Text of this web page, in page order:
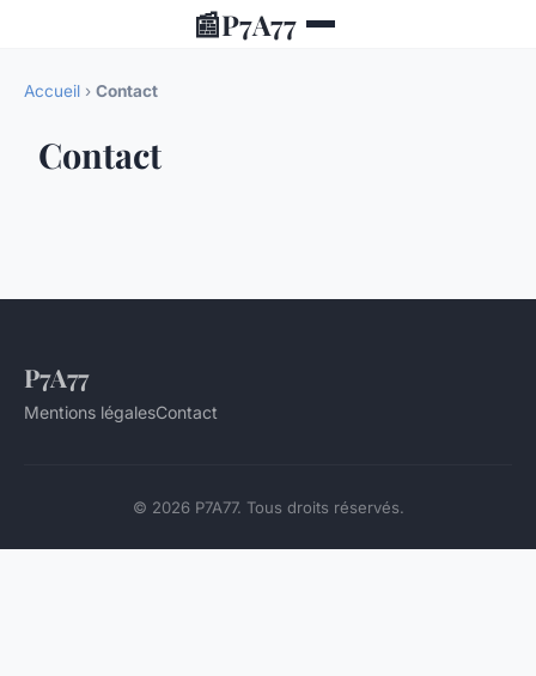
📰P7A77
Accueil › Contact
Contact
P7A77
Mentions légalesContact
© 2026 P7A77. Tous droits réservés.